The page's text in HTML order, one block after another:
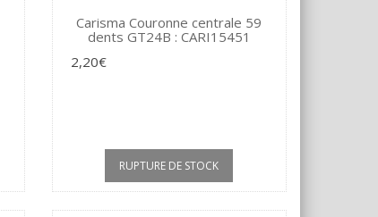
Carisma Couronne centrale 59
dents GT24B : CARI15451
2,20€
RUPTURE DE STOCK